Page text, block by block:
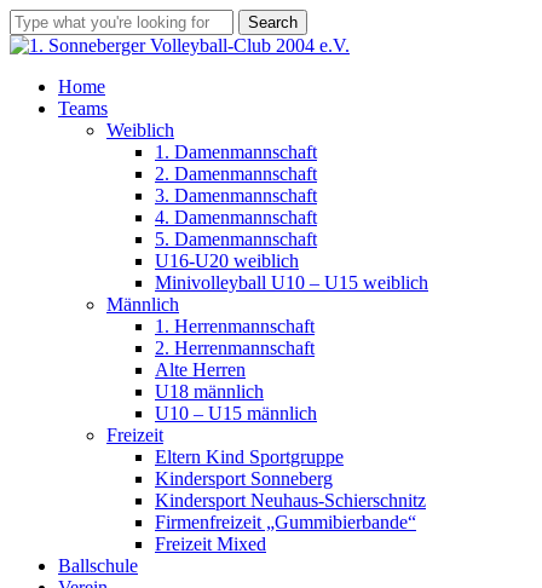
Skip
to
content
Search
Close
Menu
Home
Teams
Weiblich
1. Damenmannschaft
2. Damenmannschaft
3. Damenmannschaft
4. Damenmannschaft
5. Damenmannschaft
U16-U20 weiblich
Minivolleyball U10 – U15 weiblich
Männlich
1. Herrenmannschaft
2. Herrenmannschaft
Alte Herren
U18 männlich
U10 – U15 männlich
Freizeit
Eltern Kind Sportgruppe
Kindersport Sonneberg
Kindersport Neuhaus-Schierschnitz
Firmenfreizeit „Gummibierbande“
Freizeit Mixed
Ballschule